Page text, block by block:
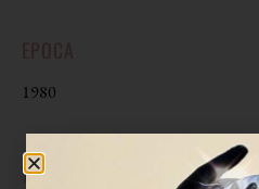
1980
TAGLIA